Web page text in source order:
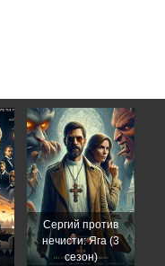
Сергий против
нечисти: Яга (3
сезон)